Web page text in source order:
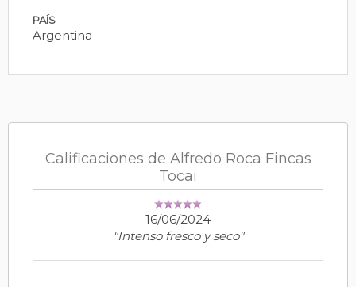
PAÍS
Argentina
Calificaciones de Alfredo Roca Fincas
Tocai
16/06/2024
"Intenso fresco y seco"